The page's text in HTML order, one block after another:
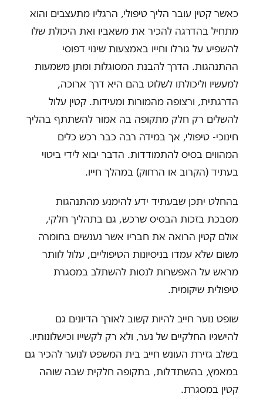
כאשר קטין עובר הליך טיפולי, הרגליו מתעצבים והוא
מתחיל בהדרגה להכיר את משאביו ואת היכולת שלו
להשפיע על גורלו וחייו באמצעות שינוי דפוסי
ההתנהגות. הדרך להבנת המסוגלות ומתן משמעות
למעשיו וליכולתו לשלוט בהם היא דרך ארוכה,
הדרגתית, ורצופה מהמורות ומעידות. קטין עלול
להשלים רק חלק מתקופה בה אמור להשתתף בהליך
חינוכי- טיפולי, אך במידה רבה כבר רכש כלים
המהווים בסיס להתמודדות. הדבר יבוא לידי ביטוי
בעתיד (הקרוב או הרחוק) במהלך חייו.
בהחלט יתכן שבעתיד ידע להימנע מהתנהגות
מסבכת בזכות הבסיס שרכש, גם בתהליך חלקי,
אולם קטין הרואה את חבריו אשר נענשים בחומרה
משום שלא עמדו בניסיונות הטיפוליים, עלול לוותר
מראש על האפשרות לנסות להשתלב במסגרת
טיפולית שיקומית.
שופט נוער חייב להיות קשוב לאורך הדיונים גם
להישגיו החלקיים של נער, ולא רק לקשייו וכישלונותיו.
בשלב גזירת העונש חייב בית המשפט לנוער להכיר גם
במאמץ, בהשתדלות, בתקופה חלקית שבה שוהה
קטין במסגרת.